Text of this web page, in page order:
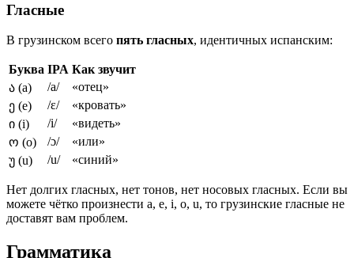
Гласные
В грузинском всего пять гласных, идентичных испанским:
Буква IPA Как звучит
ა (a)
/a/
«отец»
ე (e)
/ɛ/
«кровать»
ი (i)
/i/
«видеть»
ო (o)
/ɔ/
«или»
უ (u)
/u/ «синий»
Нет долгих гласных, нет тонов, нет носовых гласных. Если вы
можете чётко произнести a, e, i, o, u, то грузинские гласные не
доставят вам проблем.
Грамматика